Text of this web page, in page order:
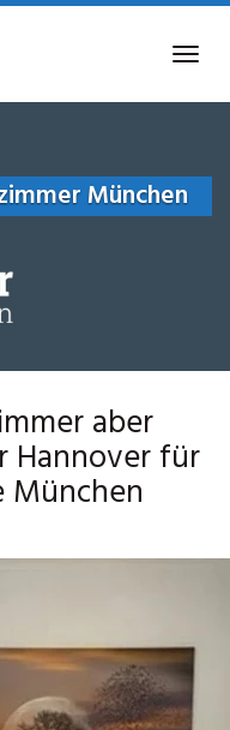
München
aber
Hannover für
München